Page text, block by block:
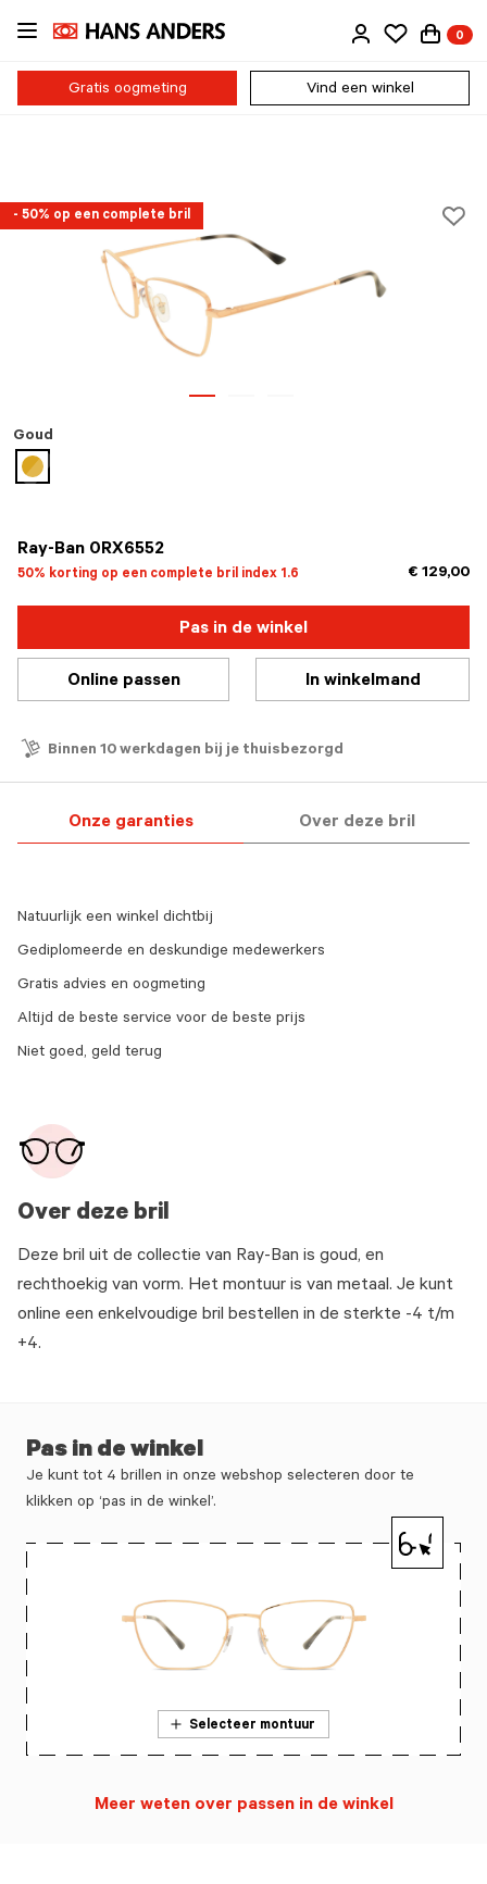
Ga
naar
inhoud
0
Gratis oogmeting Vind een winkel
- 50% op een complete bril
Ray-Ban 0RX6552
50% korting op een complete bril index 1.6 € 129,00
Goud
geselecteerd
Pas in de winkel
Online passen In winkelmand
Binnen 10 werkdagen bij je thuisbezorgd
Onze garanties Over deze bril
Over deze bril
Deze bril uit de collectie van Ray-Ban is goud, en
rechthoekig van vorm. Het montuur is van metaal. Je kunt
online een enkelvoudige bril bestellen in de sterkte -4 t/m
+4.
Natuurlijk een winkel dichtbij
Gediplomeerde en deskundige medewerkers
Gratis advies en oogmeting
Altijd de beste service voor de beste prijs
Niet goed, geld terug
Pas in de winkel
Je kunt tot 4 brillen in onze webshop selecteren door te
klikken op ‘pas in de winkel’.
Selecteer montuur
Meer weten over passen in de winkel